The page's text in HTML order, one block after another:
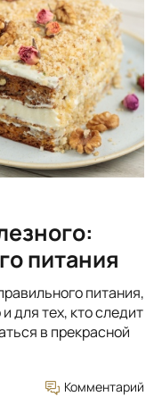
питания
питания,
для тех, кто следит
в прекрасной
Комментарий